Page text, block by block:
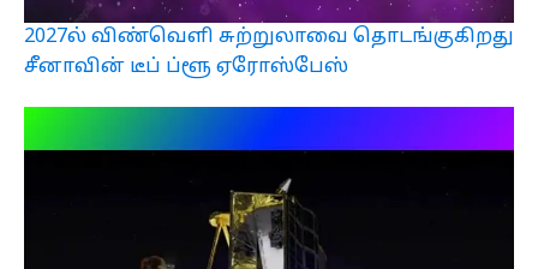
2027ல் விண்வெளி சுற்றுலாவை தொடங்குகிறது
சீனாவின் டீப் ப்ளூ ஏரோஸ்பேஸ்